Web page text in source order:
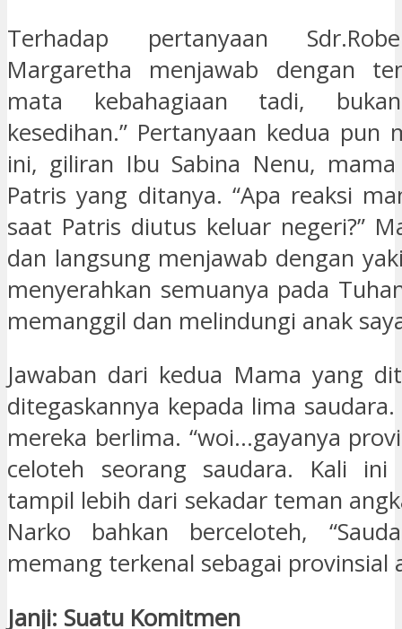
Terhadap pertanyaan
Margaretha menjawab dengan
mata kebahagiaan tadi,
kesedihan.” Pertanyaan kedua pun
ini, giliran Ibu Sabina Nenu,
Patris yang ditanya. “Apa reaksi
saat Patris diutus keluar negeri?”
dan langsung menjawab dengan
menyerahkan semuanya pada
memanggil dan melindungi anak
Jawaban dari kedua Mama yang
ditegaskannya kepada lima
mereka berlima. “woi…gayanya
celoteh seorang saudara. Kali ini
tampil lebih dari sekadar teman
Narko bahkan berceloteh,
memang terkenal sebagai provinsial
Janji: Suatu Komitmen